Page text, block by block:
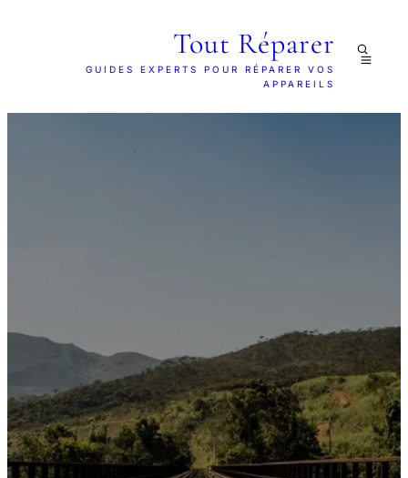
Tout Réparer
GUIDES EXPERTS POUR RÉPARER VOS
APPAREILS